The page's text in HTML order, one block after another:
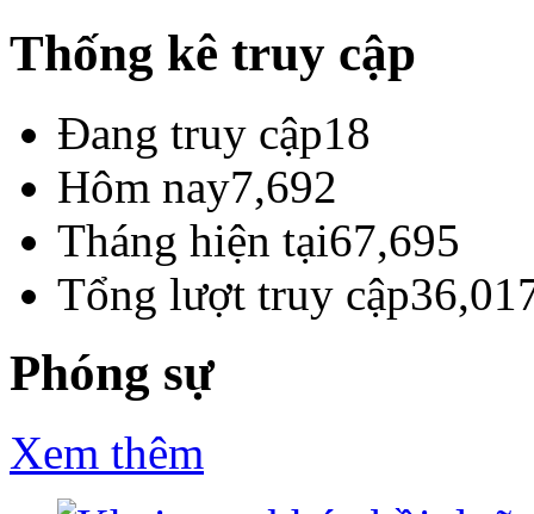
Thống kê truy cập
Đang truy cập18
Hôm nay7,692
Tháng hiện tại67,695
Tổng lượt truy cập
Phóng sự
Xem thêm